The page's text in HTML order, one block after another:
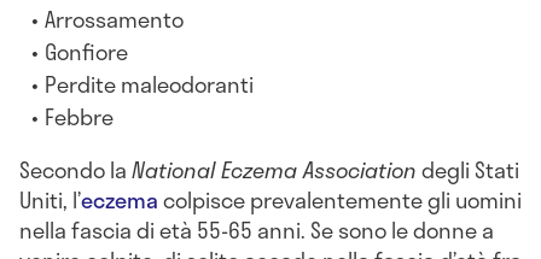
Arrossamento
Gonfiore
Perdite maleodoranti
Febbre
Secondo laNational Eczema Associationdegli Stati
Uniti, l’eczemacolpisce prevalentemente gli uomini
nella fascia di età 55-65 anni. Se sono le donne a